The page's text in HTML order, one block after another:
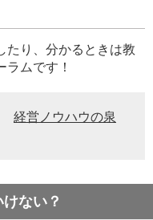
たり、分かるときは教
ムです！
経営ノウハウの泉
ない？